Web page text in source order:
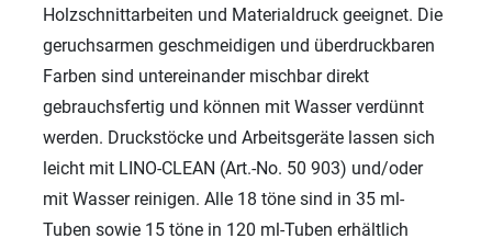
Holzschnittarbeiten und Materialdruck geeignet. Die
geruchsarmen geschmeidigen und überdruckbaren
Farben sind untereinander mischbar direkt
gebrauchsfertig und können mit Wasser verdünnt
werden. Druckstöcke und Arbeitsgeräte lassen sich
leicht mit LINO-CLEAN (Art.-No. 50 903) und/oder
mit Wasser reinigen. Alle 18 töne sind in 35 ml-
Tuben sowie 15 töne in 120 ml-Tuben erhältlich